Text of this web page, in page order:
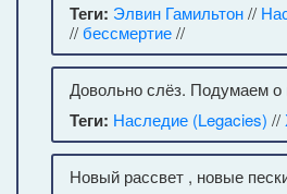
Теги: Элвин Гамильтон//
//бессмертие//
Довольно слёз. Подумаем о
Теги: Наследие (Legacies) //
Новый рассвет , новые